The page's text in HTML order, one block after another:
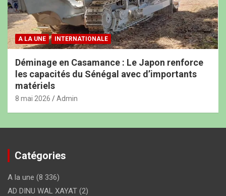
A LA UNE INTERNATIONALE
Déminage en Casamance : Le Japon renforce
les capacités du Sénégal avec d’importants
matériels
8 mai 2026 Admin
Catégories
A la une (8 336)
AD DINU WAL XAYAT (2)